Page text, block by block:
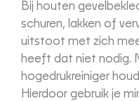
Bij houten
schuren, lakken of
uitstoot met zich
heeft dat niet nodig.
hogedrukreiniger
Hierdoor gebruik je